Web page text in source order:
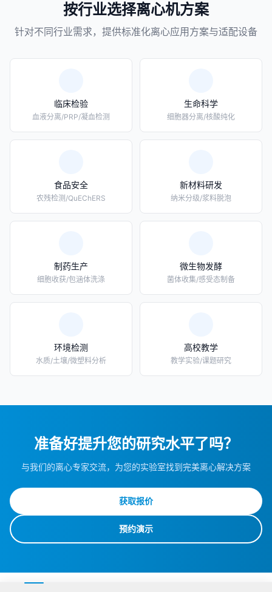
按行业选择离心机方案
针对不同行业需求，提供标准化离心应用方案与适配设备
临床检验
血液分离/PRP/凝血检测
生命科学
细胞器分离/核酸纯化
食品安全
农残检测/QuEChERS
新材料研发
纳米分级/浆料脱泡
制药生产
细胞收获/包涵体洗涤
微生物发酵
菌体收集/感受态制备
环境检测
水质/土壤/微塑料分析
高校教学
教学实验/课题研究
准备好提升您的研究水平了吗？
与我们的离心专家交流，为您的实验室找到完美离心解决方案
获取报价
预约演示